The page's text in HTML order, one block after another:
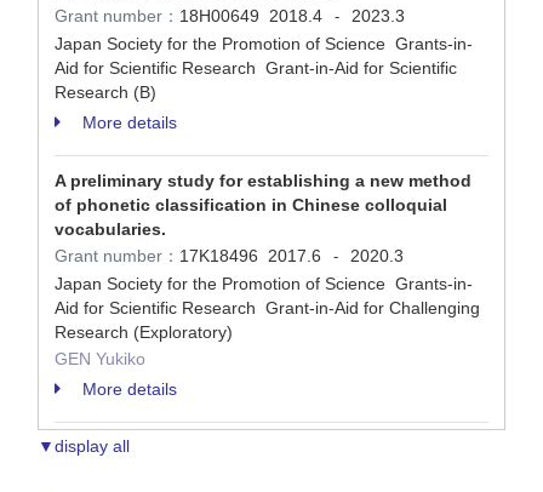
Grant number： 18H00649 2018.4 -
2023.3
Japan Society for the Promotion of Science Grants-in-
Aid for Scientific Research Grant-in-Aid for Scientific
Research (B)
More details
A preliminary study for establishing a new method
of phonetic classification in Chinese colloquial
vocabularies.
Grant number： 17K18496 2017.6 -
2020.3
Japan Society for the Promotion of Science Grants-in-
Aid for Scientific Research Grant-in-Aid for Challenging
Research (Exploratory)
GEN Yukiko
More details
▼display all